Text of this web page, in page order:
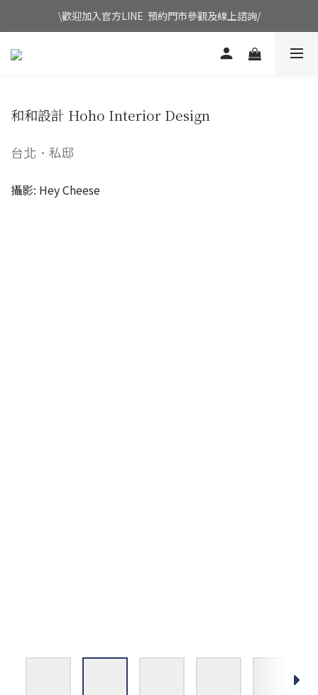
\歡迎加入官方LINE  預約門市參觀及線上諮詢/
和和設計 Hoho Interior Design
台北．私邸
攝影: Hey Cheese